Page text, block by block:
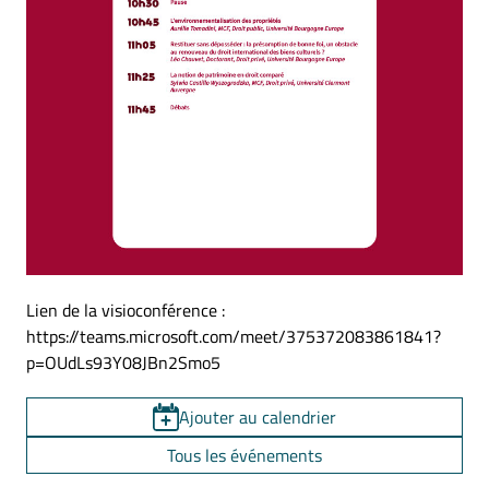
Lien de la visioconférence :
https://teams.microsoft.com/meet/375372083861841?
p=OUdLs93Y08JBn2Smo5
Ajouter au calendrier
Tous les événements